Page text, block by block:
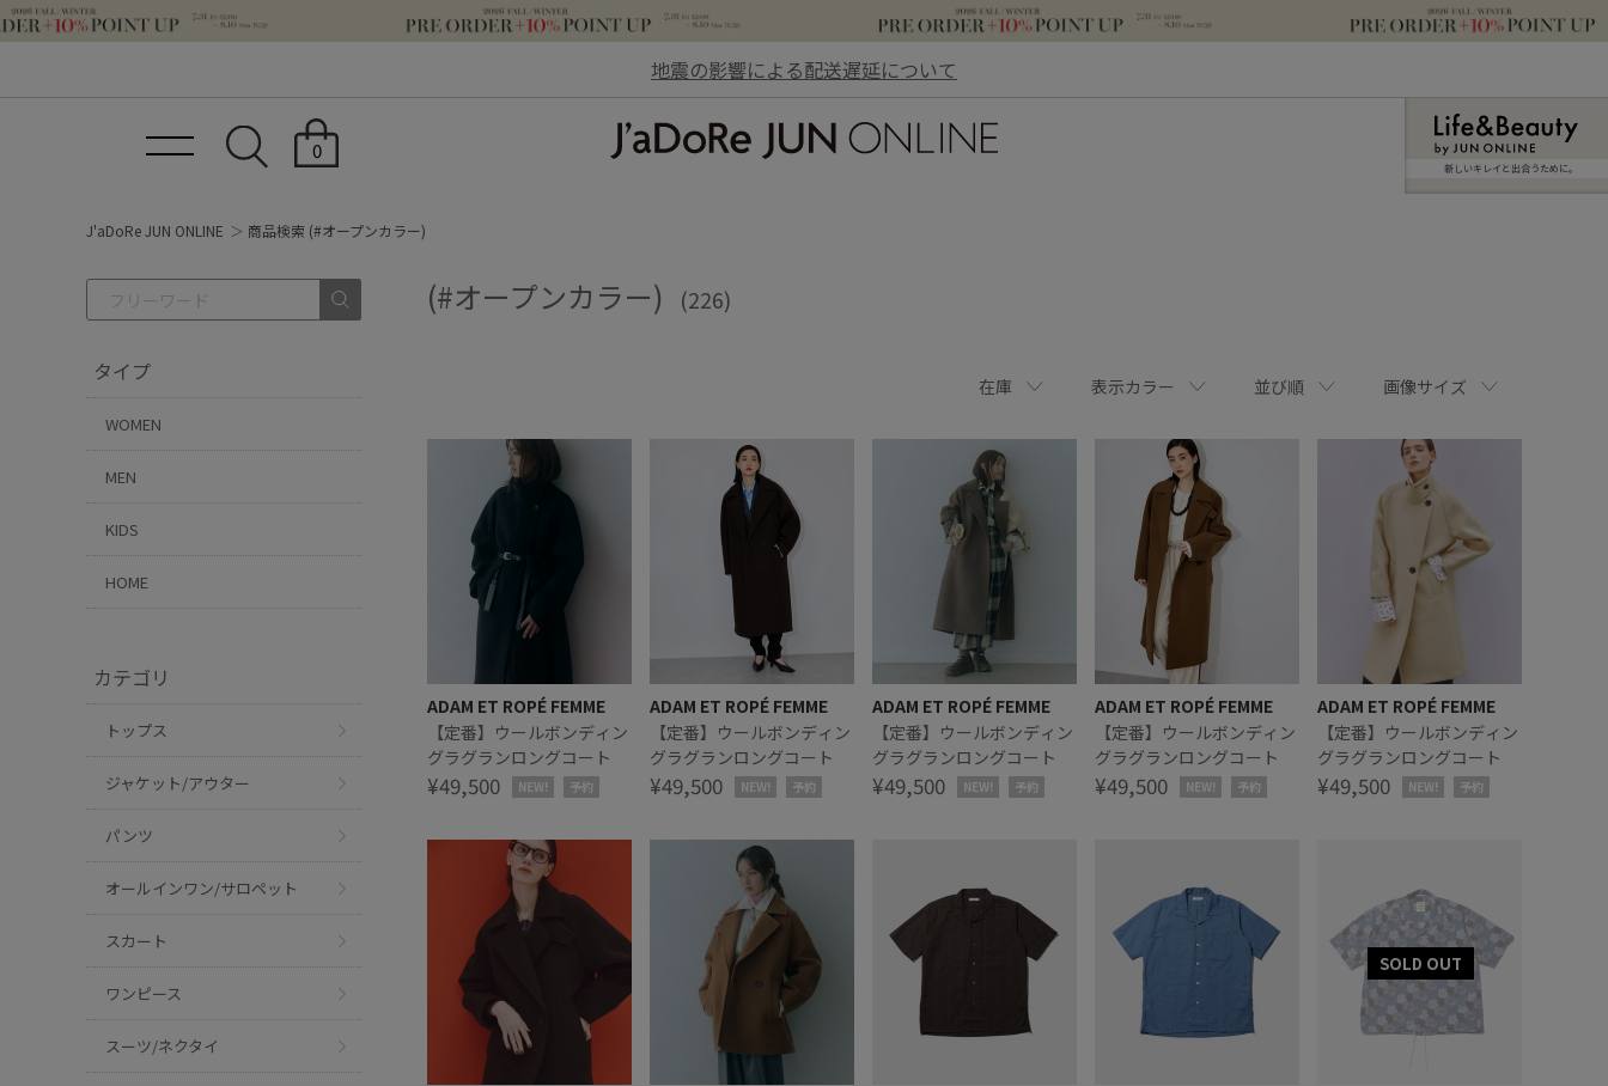
地震の影響による配送遅延について
0
新しいキレイと出合うために。
J'aDoRe JUN ONLINE 商品検索 (#オープンカラー)
タイプ
WOMEN
MEN
KIDS
HOME
カテゴリ
トップス
ジャケット/アウター
パンツ
オールインワン/サロペット
スカート
ワンピース
スーツ/ネクタイ
(#オープンカラー) (226)
在庫 表示カラー 並び順 画像サイズ
ADAM ET ROPÉ FEMME
【定番】ウールボンディン
グラグランロングコート
¥49,500 NEW! 予約
ADAM ET ROPÉ FEMME
【定番】ウールボンディン
グラグランロングコート
¥49,500 NEW! 予約
ADAM ET ROPÉ FEMME
【定番】ウールボンディン
グラグランロングコート
¥49,500 NEW! 予約
ADAM ET ROPÉ FEMME
【定番】ウールボンディン
グラグランロングコート
¥49,500 NEW! 予約
ADAM ET ROPÉ FEMME
【定番】ウールボンディン
グラグランロングコート
¥49,500 NEW! 予約